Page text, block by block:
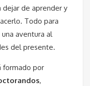
dejar de aprender y
Todo para
aventura al
del presente.
formado por
,